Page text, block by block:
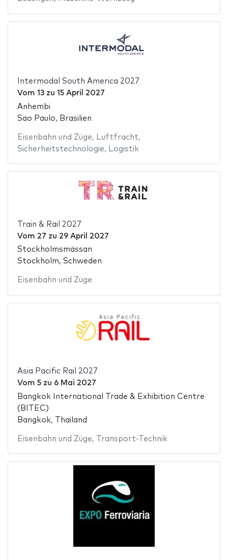
Intermodal South America 2027
Vom 13zu 15 April 2027
Anhembi
Sao Paulo, Brasilien
Eisenbahn und Züge, Luftfracht,
Sicherheitstechnologie, Logistik
Train & Rail 2027
Vom 27 zu 29 April 2027
Stockholmsmässan
Stockholm, Schweden
Eisenbahn und Züge
Asia Pacific Rail 2027
Vom 5zu 6 Mai 2027
Bangkok International Trade & Exhibition Centre
(BITEC)
Bangkok, Thailand
Eisenbahn und Züge, Transport-Technik